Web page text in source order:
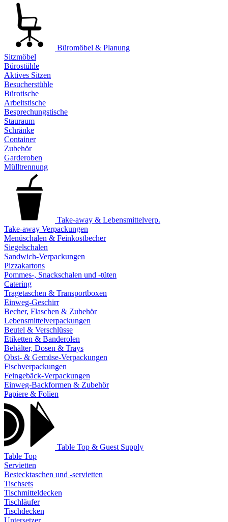
Büromöbel & Planung
Sitzmöbel
Bürostühle
Aktives Sitzen
Besucherstühle
Bürotische
Arbeitstische
Besprechungstische
Stauraum
Schränke
Container
Zubehör
Garderoben
Mülltrennung
Take-away & Lebensmittelverp.
Take-away Verpackungen
Menüschalen & Feinkostbecher
Siegelschalen
Sandwich-Verpackungen
Pizzakartons
Pommes-, Snackschalen und -tüten
Catering
Tragetaschen & Transportboxen
Einweg-Geschirr
Becher, Flaschen & Zubehör
Lebensmittelverpackungen
Beutel & Verschlüsse
Etiketten & Banderolen
Behälter, Dosen & Trays
Obst- & Gemüse-Verpackungen
Fischverpackungen
Feingebäck-Verpackungen
Einweg-Backformen & Zubehör
Papiere & Folien
Table Top & Guest Supply
Table Top
Servietten
Bestecktaschen und -servietten
Tischsets
Tischmitteldecken
Tischläufer
Tischdecken